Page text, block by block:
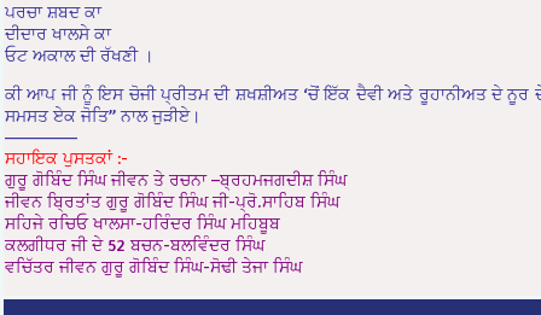
ਪਰਚਾ ਸ਼ਬਦ ਕਾ
ਦੀਦਾਰ ਖਾਲਸੇ ਕਾ
ਓਟ ਅਕਾਲ ਦੀ ਰੱਖਣੀ ।
ਕੀ ਆਪ ਜੀ ਨੂੰ ਇਸ ਚੋਜੀ ਪ੍ਰੀਤਮ ਦੀ ਸ਼ਖਸ਼ੀਅਤ ‘ਚੋਂ ਇੱਕ ਦੈਵੀ ਅਤੇ ਰੂਹਾਨੀਅਤ ਦੇ ਨੂਰ
ਸਮਸਤ ਏਕ ਜੋਤਿ” ਨਾਲ ਜੁੜੀਏ।
——————
ਸਹਾਇਕ ਪੁਸਤਕਾਂ :-
ਗੁਰੂ ਗੋਬਿੰਦ ਸਿੰਘ ਜੀਵਨ ਤੇ ਰਚਨਾ –ਬ੍ਰਹਮਜਗਦੀਸ਼ ਸਿੰਘ
ਜੀਵਨ ਬ੍ਰਿਤਾਂਤ ਗੁਰੂ ਗੋਬਿੰਦ ਸਿੰਘ ਜੀ-ਪ੍ਰੋ.ਸਾਹਿਬ ਸਿੰਘ
ਸਹਿਜੇ ਰਚਿਓ ਖਾਲਸਾ-ਹਰਿੰਦਰ ਸਿੰਘ ਮਹਿਬੂਬ
ਕਲਗੀਧਰ ਜੀ ਦੇ 52 ਬਚਨ-ਬਲਵਿੰਦਰ ਸਿੰਘ
ਵਚਿੱਤਰ ਜੀਵਨ ਗੁਰੂ ਗੋਬਿੰਦ ਸਿੰਘ-ਸੋਢੀ ਤੇਜਾ ਸਿੰਘ